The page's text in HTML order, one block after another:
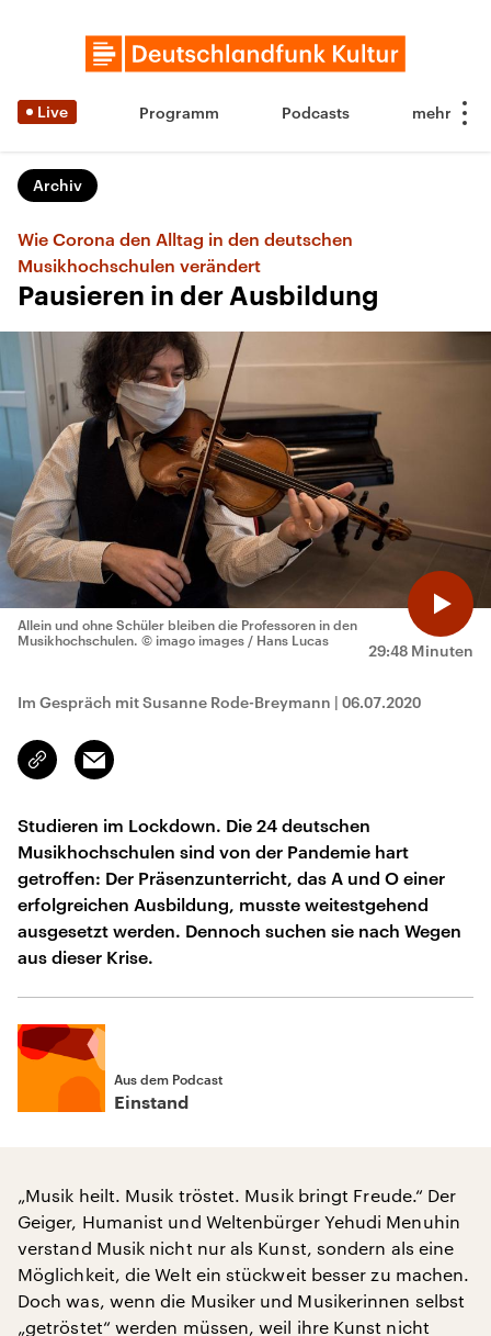
Live Programm Podcasts
Archiv
Wie Corona den Alltag in den deutschen
Musikhochschulen verändert
Pausieren in der Ausbildung
29:48 Minuten
Allein und ohne Schüler bleiben die Professoren in den
Musikhochschulen. © imago images / Hans Lucas
Im Gespräch mit Susanne Rode-Breymann | 06.07.2020
Link
kopieren/teilen
Email
Studieren im Lockdown. Die 24 deutschen
Musikhochschulen sind von der Pandemie hart
getroffen: Der Präsenzunterricht, das A und O einer
erfolgreichen Ausbildung, musste weitestgehend
ausgesetzt werden. Dennoch suchen sie nach Wegen
aus dieser Krise.
Aus dem Podcast
Einstand
„Musik heilt. Musik tröstet. Musik bringt Freude.“ Der
Geiger, Humanist und Weltenbürger Yehudi Menuhin
verstand Musik nicht nur als Kunst, sondern als eine
Möglichkeit, die Welt ein stückweit besser zu machen.
Doch was, wenn die Musiker und Musikerinnen selbst
„getröstet“ werden müssen, weil ihre Kunst nicht